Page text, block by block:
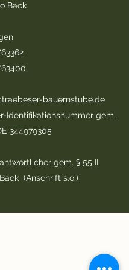
Back
bauernstube.de
Identifikationsnummer gem.
344979305
gem. § 55 II
(Anschrift s.o.)